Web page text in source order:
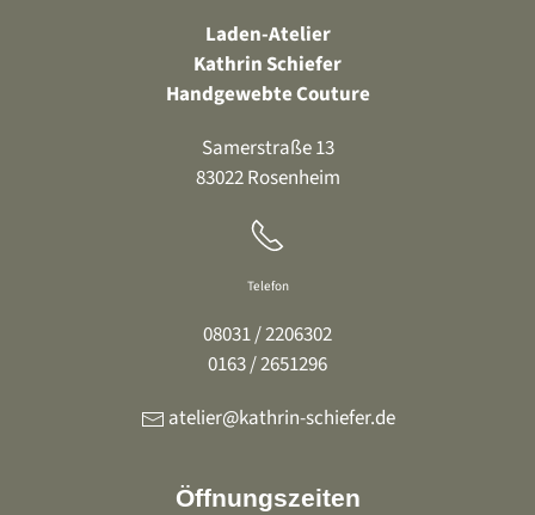
Laden-Atelier
Kathrin Schiefer
Handgewebte Couture
Samerstraße 13
83022 Rosenheim
Telefon
08031 / 2206302
0163 / 2651296
atelier@kathrin-schiefer.de
Öffnungszeiten